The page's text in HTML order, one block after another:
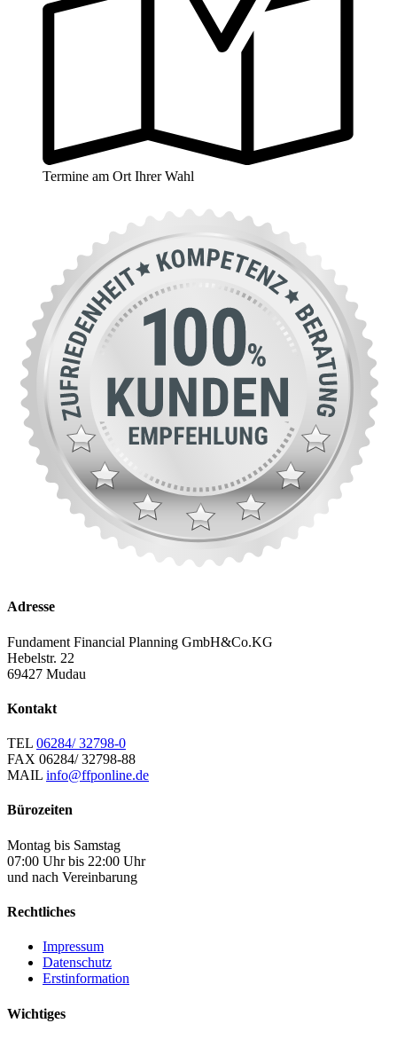
Termine am Ort Ihrer Wahl
Adresse
Fundament Financial Planning GmbH&Co.KG
Hebelstr. 22
69427 Mudau
Kontakt
TEL 06284/ 32798-0
FAX 06284/ 32798-88
MAIL info@ffponline.de
Bürozeiten
Montag bis Samstag
07:00 Uhr bis 22:00 Uhr
und nach Vereinbarung
Rechtliches
Impressum
Datenschutz
Erstinformation
Wichtiges